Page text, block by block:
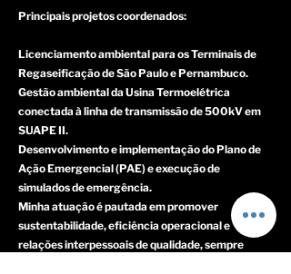
Principais projetos coordenados:
Licenciamento ambiental para os Terminais de
Regaseificação de São Paulo e Pernambuco.
Gestão ambiental da Usina Termoelétrica
conectada à linha de transmissão de 500kV em
SUAPE II.
Desenvolvimento e implementação do Plano de
Ação Emergencial (PAE) e execução de
simulados de emergência.
Minha atuação é pautada em promover
sustentabilidade, eficiência operacional e
relações interpessoais de qualidade, sempre